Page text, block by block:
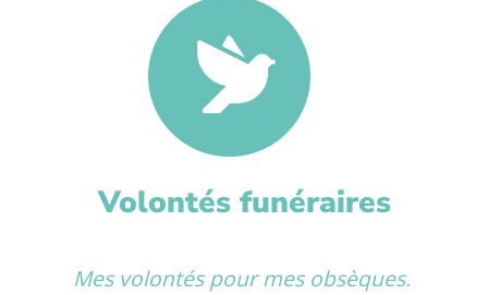
Volontés funéraires
Mes volontés pour mes obsèques.